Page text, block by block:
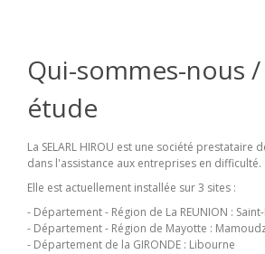
Qui-sommes-nous
étude
La SELARL HIROU est une société prestataire
dans l'assistance aux entreprises en difficulté.
Elle est actuellement installée sur 3 sites :
- Département - Région de La REUNION :
- Département - Région de Mayotte :
- Département de la GIRONDE : Libourne